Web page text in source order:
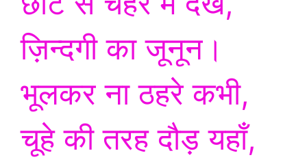
ज़िन्दगी का जूनून।
भूलकर ना ठहरे कभी,
चूहे की तरह दौड़ यहाँ,